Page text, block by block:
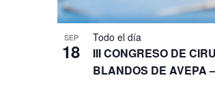
SEP
18
Todo el día
III CONGRESO DE
BLANDOS DE AVEPA